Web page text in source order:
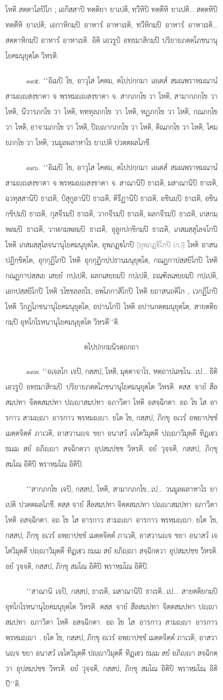
โหติ สตฺตาโลปิโก ; เอกิสฺสาปิ ทตฺติยา ยาเปติ, ทฺวีหิปิ ทตฺตีหิ ยาเปติ… สตฺตหิปิ
ทตฺตีหิ ยาเปติ; เอกาหิกมฺปิ อาหารํ อาหาเรติ, ทฺวีหิกมฺปิ อาหารํ อาหาเรติ…
สตฺตาหิกมฺปิ อาหารํ อาหาเรติ. อิติ เอวรูปํ อทฺธมาสิกมฺปิ ปริยายภตฺตโภชนานุ
โยคมนุยุตฺโต วิหรติ.
๓๙๕. ‘‘อิเมปิ โข, อาวุโส โคตม, ตโปปกฺกมา เอเตสํ สมณพฺราหฺมณานํ
สามฺสงฺขาตา จ พฺรหฺมฺสงฺขาตา จ. สากภกฺโข วา โหติ, สามากภกฺโข วา
โหติ, นีวารภกฺโข วา โหติ, ททฺทุลภกฺโข วา โหติ, หฏภกฺโข วา โหติ, กณภกฺโข
วา โหติ, อาจามภกฺโข วา โหติ, ปิฺากภกฺโข วา โหติ, ติณภกฺโข วา โหติ, โคม
ยภกฺโข วา โหติ, วนมูลผลาหาโร ยาเปติ ปวตฺตผลโภชี.
๓๙๖. ‘‘อิเมปิ โข, อาวุโส โคตม, ตโปปกฺกมา เอเตสํ สมณพฺราหฺมณานํ
สามฺสงฺขาตา จ พฺรหฺมฺสงฺขาตา จ. สาณานิปิ ธาเรติ, มสาณานิปิ ธาเรติ,
ฉวทุสฺสานิปิ ธาเรติ, ปํสุกูลานิปิ ธาเรติ, ติรีฏานิปิ ธาเรติ, อชินมฺปิ ธาเรติ, อชิน
กฺขิปมฺปิ ธาเรติ, กุสจีรมฺปิ ธาเรติ, วากจีรมฺปิ ธาเรติ, ผลกจีรมฺปิ ธาเรติ, เกสกมฺ
พลมฺปิ ธาเรติ, วาฬกมฺพลมฺปิ ธาเรติ, อุลูกปกฺขิกมฺปิ ธาเรติ, เกสมสฺสุโลจโกปิ
โหติ เกสมสฺสุโลจนานุโยคมนุยุตฺโต, อุพฺภฏฺโกปิ [อุพฺภฏฺิโกปิ (ก.)] โหติ อาสน
ปฏิกฺขิตฺโต, อุกฺกุฏิโกปิ โหติ อุกฺกุฏิกปฺปธานมนุยุตฺโต, กณฺฏกาปสฺสยิโกปิ โหติ
กณฺฏกาปสฺสเย เสยฺยํ กปฺเปติ, ผลกเสยฺยมฺปิ กปฺเปติ, ถณฺฑิลเสยฺยมฺปิ กปฺเปติ,
เอกปสฺสยิโกปิ โหติ รโชชลฺลธโร, อพฺโภกาสิโกปิ โหติ ยถาสนฺถติโก , เวกฏิโกปิ
โหติ วิกฏโภชนานุโยคมนุยุตฺโต, อปานโกปิ โหติ อปานกตฺตมนุยุตฺโต, สายตติย
กมฺปิ อุทโกโรหนานุโยคมนุยุตฺโต วิหรตี’’ติ.
ตโปปกฺกมนิรตฺถกถา
๓๙๗. ‘‘อเจลโก เจปิ, กสฺสป, โหติ, มุตฺตาจาโร, หตฺถาปเลขโน…เป… อิติ
เอวรูปํ อทฺธมาสิกมฺปิ ปริยายภตฺตโภชนานุโยคมนุยุตฺโต วิหรติ. ตสฺส จายํ สีล
สมฺปทา จิตฺตสมฺปทา ปฺาสมฺปทา อภาวิตา โหติ อสจฺฉิกตา. อถ โข โส อา
รกาว สามฺา อารกาว พฺรหฺมฺา. ยโต โข, กสฺสป, ภิกฺขุ อเวรํ อพฺยาปชฺชํ
เมตฺตจิตฺตํ ภาเวติ, อาสวานฺจ ขยา อนาสวํ เจโตวิมุตฺตึ ปฺาวิมุตฺตึ ทิฏฺเว
ธมฺเม สยํ อภิฺา สจฺฉิกตฺวา อุปสมฺปชฺช วิหรติ. อยํ วุจฺจติ, กสฺสป, ภิกฺขุ
สมโณ อิติปิ พฺราหฺมโณ อิติปิ.
‘‘สากภกฺโข เจปิ, กสฺสป, โหติ, สามากภกฺโข…เป… วนมูลผลาหาโร ยา
เปติ ปวตฺตผลโภชี. ตสฺส จายํ สีลสมฺปทา จิตฺตสมฺปทา ปฺาสมฺปทา อภาวิตา
โหติ อสจฺฉิกตา. อถ โข โส อารกาว สามฺา อารกาว พฺรหฺมฺา. ยโต โข,
กสฺสป, ภิกฺขุ อเวรํ อพฺยาปชฺชํ เมตฺตจิตฺตํ ภาเวติ, อาสวานฺจ ขยา อนาสวํ เจ
โตวิมุตฺตึ ปฺาวิมุตฺตึ ทิฏฺเว ธมฺเม สยํ อภิฺา สจฺฉิกตฺวา อุปสมฺปชฺช วิหรติ.
อยํ วุจฺจติ, กสฺสป, ภิกฺขุ สมโณ อิติปิ พฺราหฺมโณ อิติปิ.
‘‘สาณานิ เจปิ, กสฺสป, ธาเรติ, มสาณานิปิ ธาเรติ…เป… สายตติยกมฺปิ
อุทโกโรหนานุโยคมนุยุตฺโตวิหรติ. ตสฺส จายํ สีลสมฺปทา จิตฺตสมฺปทา ปฺา
สมฺปทา อภาวิตา โหติ อสจฺฉิกตา. อถ โข โส อารกาว สามฺา อารกาว
พฺรหฺมฺา . ยโต โข, กสฺสป, ภิกฺขุ อเวรํ อพฺยาปชฺชํ เมตฺตจิตฺตํ ภาเวติ, อาสวา
นฺจ ขยา อนาสวํ เจโตวิมุตฺตึ ปฺาวิมุตฺตึ ทิฏฺเว ธมฺเม สยํ อภิฺา สจฺฉิกตฺ
วา อุปสมฺปชฺช วิหรติ. อยํ วุจฺจติ, กสฺสป, ภิกฺขุ สมโณ อิติปิ พฺราหฺมโณ อิติ
ปี’’ติ.